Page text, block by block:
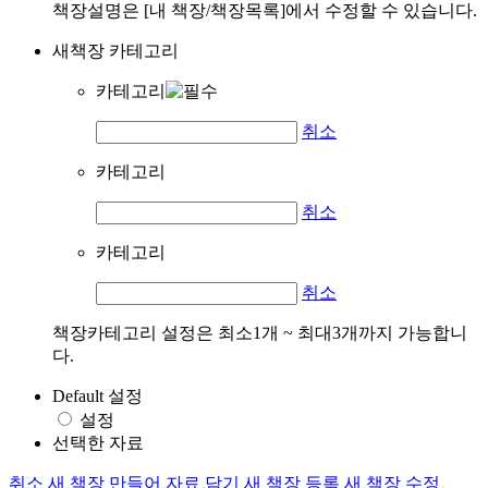
책장설명은 [내 책장/책장목록]에서 수정할 수 있습니다.
새책장 카테고리
카테고리
취소
카테고리
취소
카테고리
취소
책장카테고리 설정은 최소1개 ~ 최대3개까지 가능합니
다.
Default 설정
설정
선택한 자료
취소 새 책장 만들어 자료 담기 새 책장 등록 새 책장 수정